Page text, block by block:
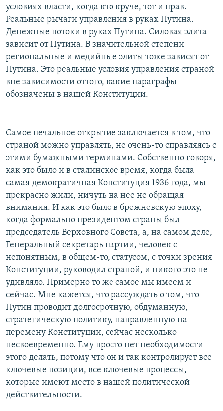
условиях власти, когда кто круче, тот и прав.
Реальные рычаги управления в руках Путина.
Денежные потоки в руках Путина. Силовая элита
зависит от Путина. В значительной степени
региональные и медийные элиты тоже зависят от
Путина. Это реальные условия управления страной
вне зависимости оттого, какие параграфы
обозначены в нашей Конституции.
Самое печальное открытие заключается в том, что
страной можно управлять, не очень-то справляясь с
этими бумажными терминами. Собственно говоря,
как это было и в сталинское время, когда была
самая демократичная Конституция 1936 года, мы
прекрасно жили, ничуть на нее не обращая
внимания. И как это было в брежневскую эпоху,
когда формально президентом страны был
председатель Верховного Совета, а, на самом деле,
Генеральный секретарь партии, человек с
непонятным, в общем-то, статусом, с точки зрения
Конституции, руководил страной, и никого это не
удивляло. Примерно то же самое мы имеем и
сейчас. Мне кажется, что рассуждать о том, что
Путин проводит долгосрочную, обдуманную,
стратегическую политику, направленную на
перемену Конституции, сейчас несколько
несвоевременно. Ему просто нет необходимости
этого делать, потому что он и так контролирует все
ключевые позиции, все ключевые процессы,
которые имеют место в нашей политической
действительности.